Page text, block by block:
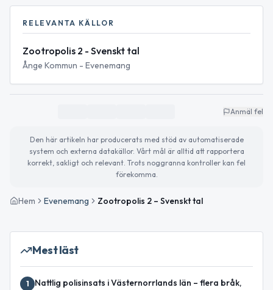
RELEVANTA KÄLLOR
Zootropolis 2 - Svenskt tal
Ånge Kommun - Evenemang
Anmäl fel
Den här artikeln har producerats med stöd av automatiserade
system och externa datakällor. Vårt mål är alltid att rapportera
korrekt, sakligt och relevant. Trots noggranna kontroller kan fel
förekomma.
Hem Evenemang Zootropolis 2 – Svenskt tal
Mest läst
1
Nattlig polisinsats i Västernorrlands län – flera bråk,